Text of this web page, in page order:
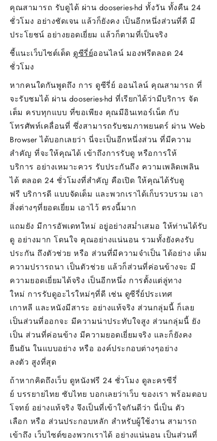
คุณสามารถ รับดูได้ ผ่าน dooseries-hd ทั้งวัน ทั้งคืน 24
ชั่วโมง อย่างชัดเจน แล้วก็ยังคง เป็นอีกหนึ่งส่วนที่ดี มี
ประโยชน์ อย่างยอดเยี่ยม แล้วก็ตามที่เป็นจริง
ชี้แนะเว็บไซต์เด็ด ดูซีรี่ย์ออนไลน์ มองฟรีตลอด 24
ชั่วโมง
หากคนใดกันพูดถึง การ ดูซีรี่ย์ ออนไลน์ คุณสามารถ ที่
จะรับชมได้ ผ่าน dooseries-hd ที่เรียกได้ว่ามีบริการ จัด
เต็ม ครบทุกแบบ ที่ขอเพียง คุณมีอินเทอร์เน็ต กับ
โทรศัพท์เคลื่อนที่ ซึ่งสามารถรับชมภาพยนตร์ ผ่าน Web
Browser ได้บอกเลยว่า นี่จะเป็นอีกหนึ่งส่วน ที่มีความ
สำคัญ ที่จะให้คุณได้ เข้าถึงการรับดู หรือการให้
บริการ อย่างเหมาะควร รับประกันถึง ความเพลิดเพลิน
ได้ ตลอด 24 ชั่วโมงที่สำคัญ คือเปิด ให้คุณได้รับดู
ฟรี บริการดี แบบจัดเต็ม และพวกเราได้เก็บรวบรวม เอา
สิ่งต่างๆที่ยอดเยี่ยม เอาไว้ ตรงนี้มาก
แถมยัง มีการอัพเดทใหม่ อยู่อย่างสม่ำเสมอ ให้ท่านได้รับ
ดู อย่างมาก โดนใจ คุณอย่างแน่นอน รวมทั้งยังคงรับ
ประกัน ถึงตัวช่วย หรือ ส่วนที่มีความจำเป็น ได้อย่าง เต็ม
ความปรารถนา เป็นตัวช่วย แล้วก็ส่วนที่ค่อนข้างจะ มี
ความยอดเยี่ยมได้จริง เป็นอีกหนึ่ง การตั้งแต่ลู่ทาง
ใหม่ การรับดูอะไรใหม่ๆที่ดี เช่น ดูซีรี่ย์ประเทศ
เกาหลี และหนังมีสาระ อย่างแท้จริง ส่วนกลุ่มนี้ ก็เลย
เป็นส่วนที่ออกจะ มีความน่าประทับใจสูง ส่วนกลุ่มนี้ ยัง
เป็น ส่วนที่ค่อนข้าง มีความยอดเยี่ยมจริง และก็ยังคง
ยืนยัน ในแบบอย่าง หรือ องค์ประกอบต่างๆอย่าง
ลงตัว สูงที่สุด
ถ้าหากคิดถึงเว็บ ดูหนังฟรี 24 ชั่วโมง ดูละครซีรี่
ย์ บรรยายไทย ซับไทย บอกเลยว่าเว็บ ของเรา พร้อมตอบ
โจทย์ อย่างแท้จริง จึงเป็นที่เข้าใจกันดีว่า นี่เป็น ตัว
เลือก หรือ ส่วนประกอบหลัก สำหรับผู้ใช้งาน สามารถ
เข้าถึง เว็บไซต์ของพวกเราได้ อย่างแน่นอน เป็นส่วนที่